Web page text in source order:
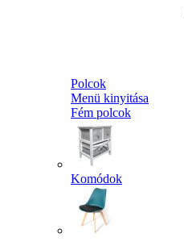
Polcok
Menü kinyitása
Fém polcok
Komódok